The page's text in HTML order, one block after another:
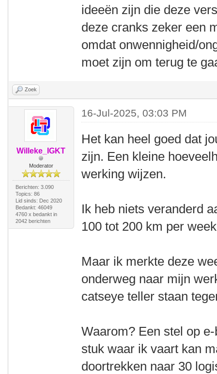
ideeën zijn die deze
deze cranks zeker een
omdat onwennigheid/
moet zijn om terug te
Zoek
Willeke_IGKT
Moderator
Berichten: 3.090
Topics: 86
Lid sinds: Dec 2020
Bedankt: 46049
4760 x bedankt in
2042 berichten
16-Jul-2025, 03:03 PM
Het kan heel goed dat
zijn. Een kleine
werking wijzen.
Ik heb niets veranderd
100 tot 200 km per
Maar ik merkte deze
onderweg naar mijn
catseye teller staan
Waarom? Een stel op
stuk waar ik vaart kan
doortrekken naar 30